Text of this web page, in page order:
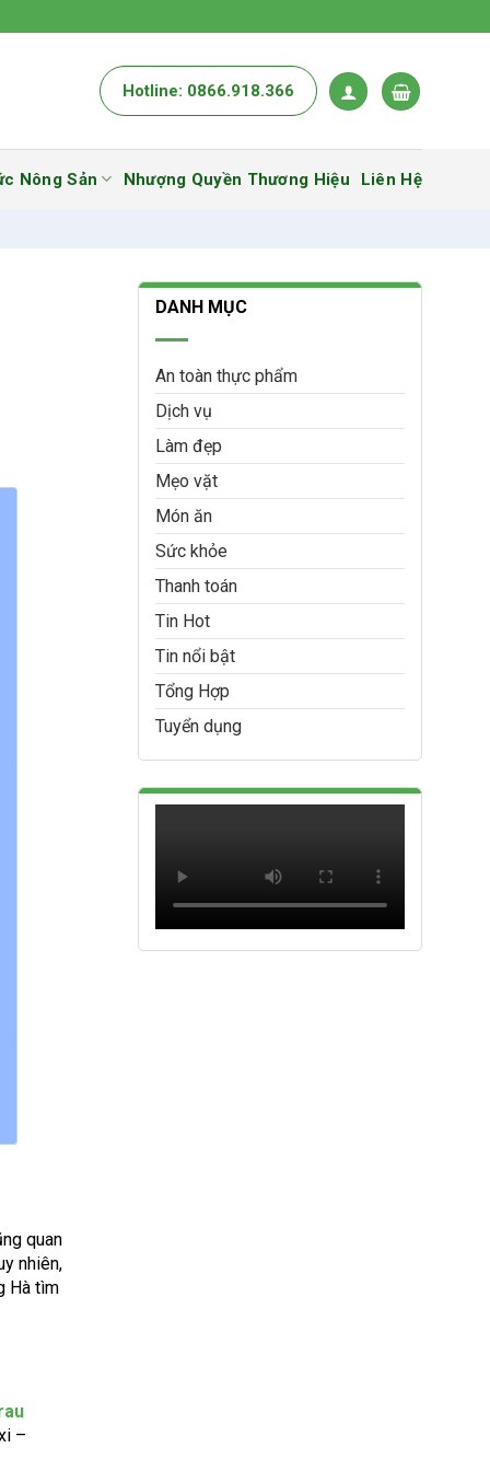
Hotline: 0866.918.366
Nông Sản Nhượng Quyền Thương Hiệu Liên Hệ
quan
nhiên,
Hà tìm
–
DANH MỤC
An toàn thực phẩm
Dịch vụ
Làm đẹp
Mẹo vặt
Món ăn
Sức khỏe
Thanh toán
Tin Hot
Tin nổi bật
Tổng Hợp
Tuyển dụng